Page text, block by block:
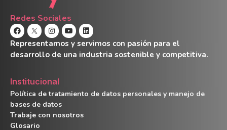
Redes Sociales
Representamos y servimos con pasión para el
desarrollo de una industria sostenible y competitiva.
Institucional
Política de tratamiento de datos personales y manejo de
bases de datos
Trabaje con nosotros
Glosario